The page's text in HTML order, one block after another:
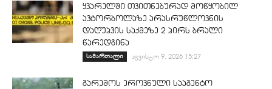
ყვარელში თვითნებურად მოწყობილ
ავტორბოლაზე არასრუწლოვნის
დაღუპვის საქმეზე 2 პირს ბრალი
წარედგინა
სამართალი აგვისტო 9, 2026 15:27
გარემოს ეროვნული სააგენტო